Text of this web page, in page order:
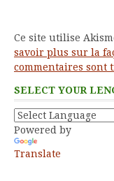
Ce site utilise
savoir plus sur la
commentaires sont
SELECT YOUR
Powered by
Translate